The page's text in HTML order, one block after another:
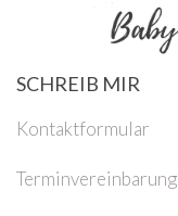
SCHREIB MIR
Kontaktformular
Terminvereinbarung